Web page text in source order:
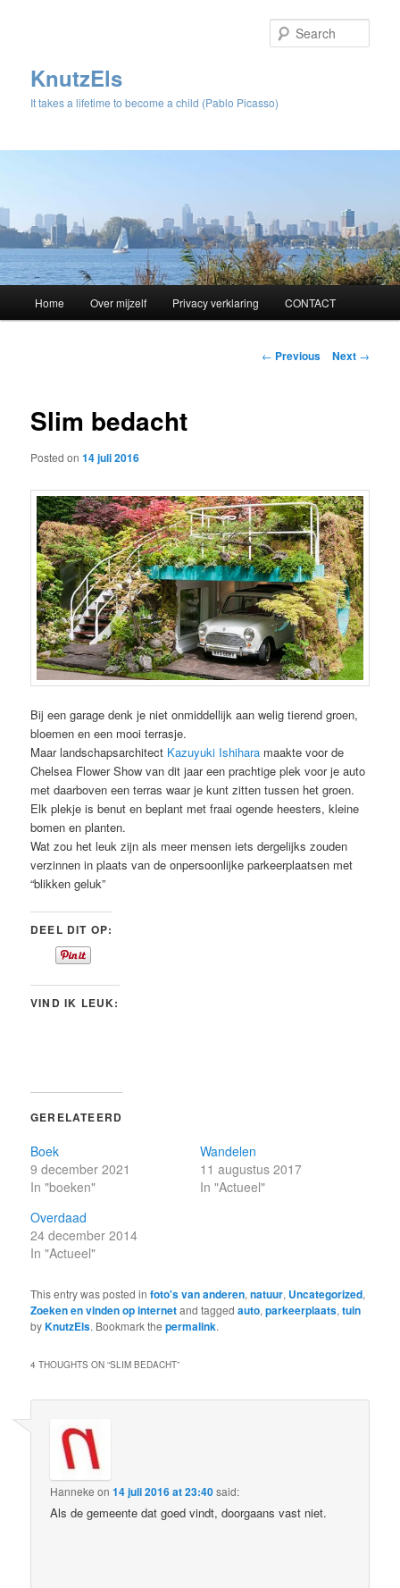
KnutzEls
It takes a lifetime to become a child (Pablo Picasso)
Skip
content
Home Over mijzelf Privacy verklaring CONTACT
Post
← Previous Next →
Slim bedacht
Posted on14 juli 2016
Bij een garage denk je niet onmiddellijk aan welig tierend groen,
bloemen en een mooi terrasje.
Maar landschapsarchitect Kazuyuki Ishihara maakte voor de
Chelsea Flower Show van dit jaar een prachtige plek voor je auto
met daarboven een terras waar je kunt zitten tussen het groen.
Elk plekje is benut en beplant met fraai ogende heesters, kleine
bomen en planten.
Wat zou het leuk zijn als meer mensen iets dergelijks zouden
verzinnen in plaats van de onpersoonlijke parkeerplaatsen met
“blikken geluk”
DEEL DIT OP:
VIND IK LEUK:
GERELATEERD
Boek
9 december 2021
In "boeken"
Wandelen
11 augustus 2017
In "Actueel"
Overdaad
24 december 2014
In "Actueel"
This entry was posted infoto's van anderen,natuur, Uncategorized,
Zoeken en vinden op internetand taggedauto,parkeerplaats,tuin
byKnutzEls. Bookmark thepermalink.
4 THOUGHTS ON “SLIM BEDACHT”
Hanneke on14 juli 2016 at 23:40said:
Als de gemeente dat goed vindt, doorgaans vast niet.